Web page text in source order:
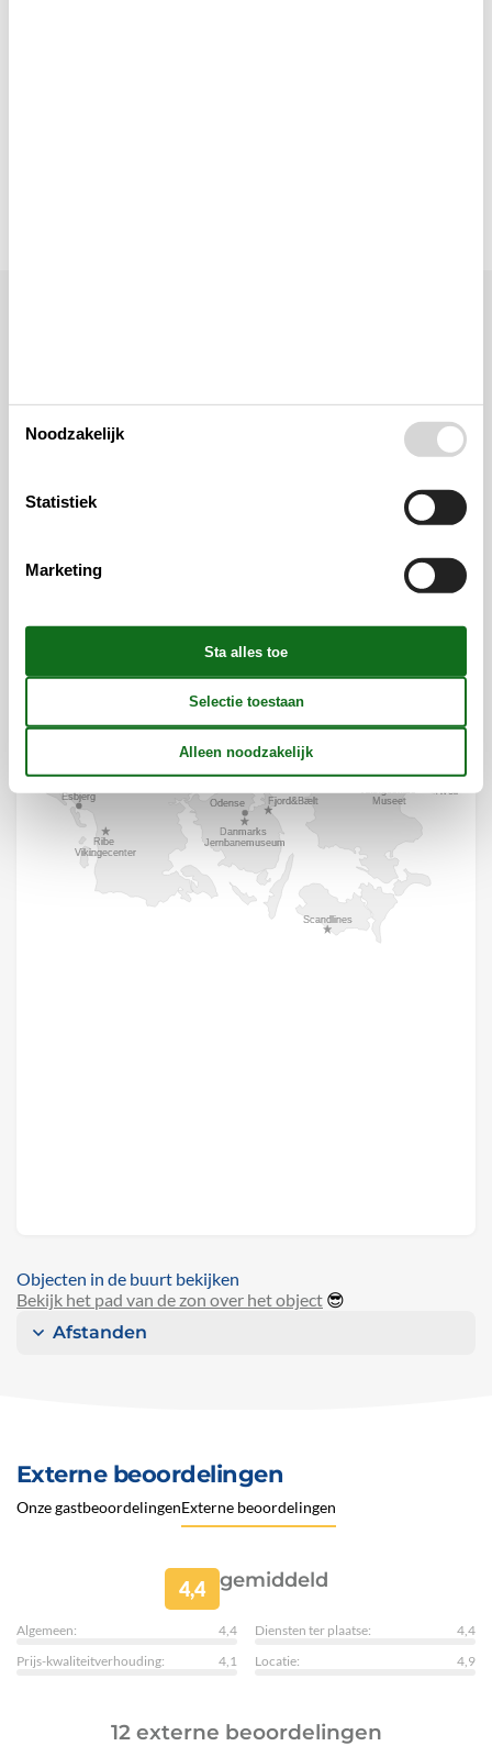
Objecten in de buurt bekijken
Bekijk het pad van de zon over het object 😎
Afstanden
Externe beoordelingen
Onze gastbeoordelingenExterne beoordelingen
4,4 gemiddeld
Algemeen: 4,4 Diensten ter plaatse:
4,4
Prijs-kwaliteitverhouding:
4,1 Locatie: 4,9
12 externe beoordelingen
Noodzakelijk
Statistiek
Marketing